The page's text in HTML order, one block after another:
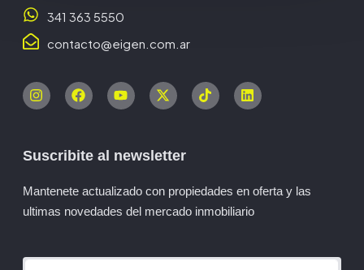
341 363 5550
contacto@eigen.com.ar
Suscribite al newsletter
Mantenete actualizado con propiedades en oferta y las
ultimas novedades del mercado inmobiliario